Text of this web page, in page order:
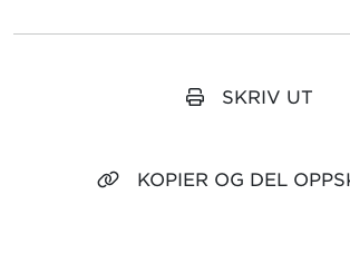
SKRIV UT
KOPIER OG DEL